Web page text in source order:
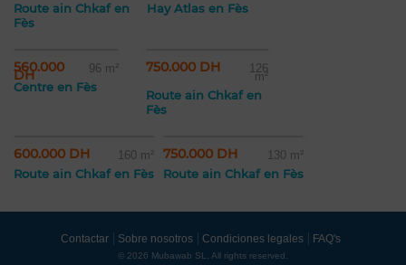
Route ain Chkaf en
Fès
Hay Atlas en Fès
560.000
DH 96 m²
Centre en Fès
750.000 DH 126
m²
Route ain Chkaf en
Fès
600.000 DH 160 m²
Route ain Chkaf en Fès
750.000 DH 130 m²
Route ain Chkaf en Fès
Contactar Sobre nosotros Condiciones legales FAQ's
© 2026 Mubawab SL. All rights reserved.